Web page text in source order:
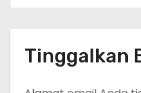
Tinggalkan